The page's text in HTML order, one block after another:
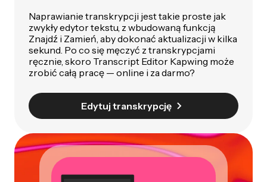
Naprawianie transkrypcji jest takie proste jak
zwykły edytor tekstu, z wbudowaną funkcją
Znajdź i Zamień, aby dokonać aktualizacji w kilka
sekund. Po co się męczyć z transkrypcjami
ręcznie, skoro Transcript Editor Kapwing może
zrobić całą pracę — online i za darmo?
Edytuj transkrypcję